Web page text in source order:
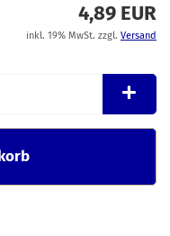
4,89 EUR
inkl. 19% MwSt. zzgl. Versand